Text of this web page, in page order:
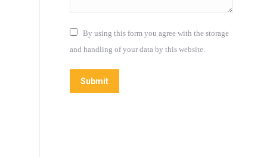
By using this form you agree with the storage
and handling of your data by this website.
Submit